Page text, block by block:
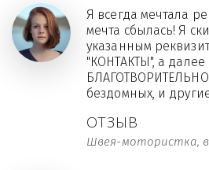
ОТЗЫВ
Швея-мотористка,
Я всегда мечтала
мечта сбылась! Я
указанным
"КОНТАКТЫ", а
бездомных, и